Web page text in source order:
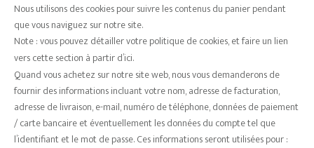
Nous utilisons des cookies pour suivre les contenus du panier pendant
que vous naviguez sur notre site.
Note : vous pouvez détailler votre politique de cookies, et faire un lien
vers cette section à partir d’ici.
Quand vous achetez sur notre site web, nous vous demanderons de
fournir des informations incluant votre nom, adresse de facturation,
adresse de livraison, e-mail, numéro de téléphone, données de paiement
/ carte bancaire et éventuellement les données du compte tel que
l’identifiant et le mot de passe. Ces informations seront utilisées pour :